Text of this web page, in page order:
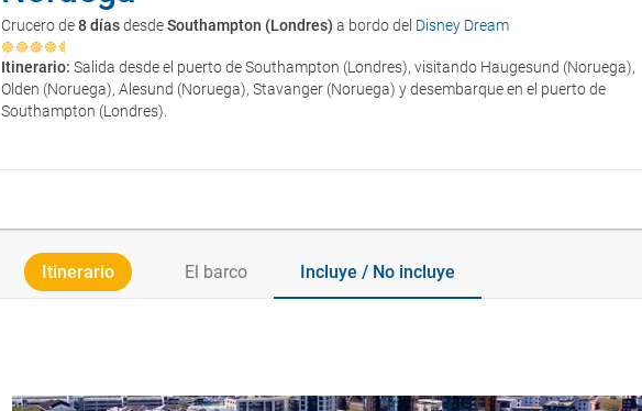
Crucero de8 díasdesdeSouthampton (Londres) a bordo del Disney Dream
Itinerario: Salida desde el puerto de Southampton (Londres), visitando Haugesund (Noruega),
Olden (Noruega), Alesund (Noruega), Stavanger (Noruega) y desembarque en el puerto de
Southampton (Londres).
Itinerario El barco Incluye / No incluye